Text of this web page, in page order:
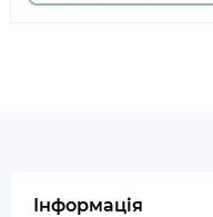
Інформація